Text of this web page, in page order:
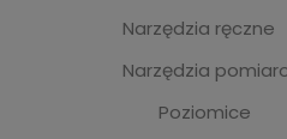
Narzędzia ręczne
Narzędzia
Poziomice